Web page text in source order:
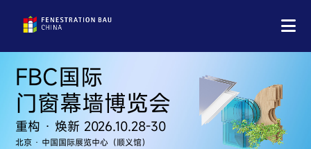
FBC国际
门窗幕墙博览会
重构 · 焕新 2026.10.28-30
北京 · 中国国际展览中心（顺义馆）